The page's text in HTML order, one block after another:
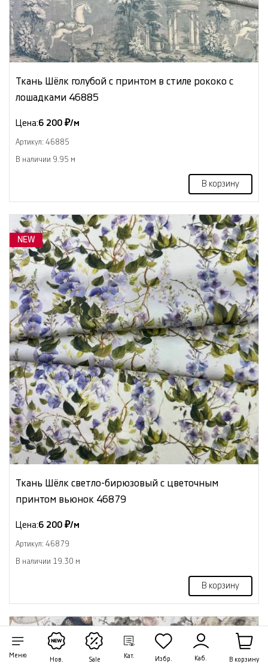
Меню
Нов. Sale
Кат. Избр. Каб. В корзину
Ткань Шёлк голубой с принтом в стиле рококо с
лошадками 46885
Цена:6 200 ₽/м
Артикул: 46885
В наличии 9.95 м
В корзину
NEW
Ткань Шёлк светло-бирюзовый с цветочным
принтом вьюнок 46879
Цена:6 200 ₽/м
Артикул: 46879
В наличии 19.30 м
В корзину
NEW